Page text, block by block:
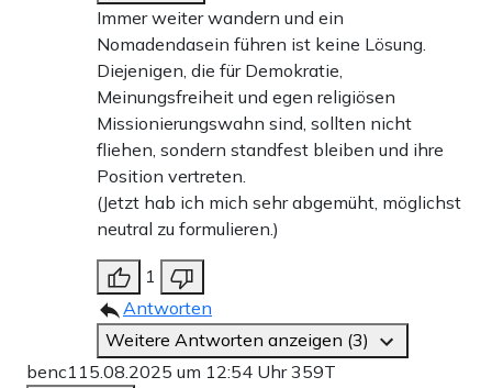
Immer weiter wandern und ein
Nomadendasein führen ist keine Lösung.
Diejenigen, die für Demokratie,
Meinungsfreiheit und egen religiösen
Missionierungswahn sind, sollten nicht
fliehen, sondern standfest bleiben und ihre
Position vertreten.
(Jetzt hab ich mich sehr abgemüht, möglichst
neutral zu formulieren.)
1
Antworten
Weitere Antworten anzeigen (3)
benc1 15.08.2025 um 12:54 Uhr359T